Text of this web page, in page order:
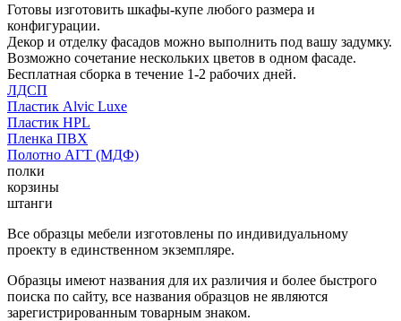
Готовы изготовить шкафы-купе любого размера и
конфигурации.
Декор и отделку фасадов можно выполнить под вашу задумку.
Возможно сочетание нескольких цветов в одном фасаде.
Бесплатная сборка в течение 1-2 рабочих дней.
ЛДСП
Пластик Alvic Luxe
Пластик HPL
Пленка ПВХ
Полотно АГТ (МДФ)
полки
корзины
штанги
Все образцы мебели изготовлены по индивидуальному
проекту в единственном экземпляре.
Образцы имеют названия для их различия и более быстрого
поиска по сайту, все названия образцов не являются
зарегистрированным товарным знаком.